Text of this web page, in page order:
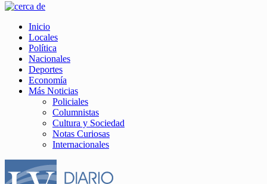
Inicio
Locales
Política
Nacionales
Deportes
Economía
Más Noticias
Policiales
Columnistas
Cultura y Sociedad
Notas Curiosas
Internacionales